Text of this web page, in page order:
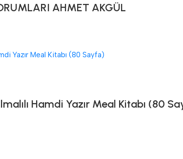
AHMET AKGÜL
Hamdi Yazır Meal Kitabı (80